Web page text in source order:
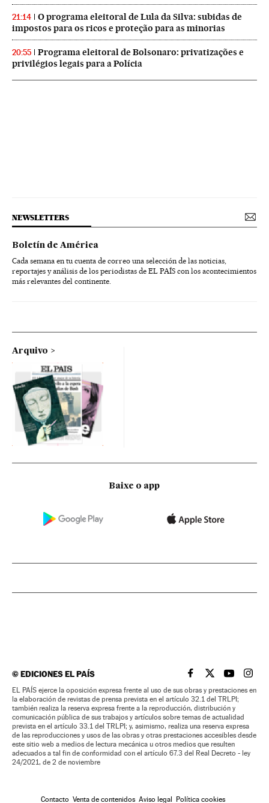
21:14
O programa eleitoral de Lula da Silva: subidas de
impostos para os ricos e proteção para as minorias
20:55
Programa eleitoral de Bolsonaro: privatizações e
privilégios legais para a Polícia
NEWSLETTERS
Boletín de América
Cada semana en tu cuenta de correo una selección de las noticias,
reportajes y análisis de los periodistas de EL PAÍS con los acontecimientos
más relevantes del continente.
Arquivo
Baixe o app
©EDICIONES EL PAÍS EL PAÍS BRASIL EN
EL PAÍSEL PAÍS
EL
EL PAÍS ejerce la oposición expresa frente al uso de sus obras y prestaciones en
la elaboración de revistas de prensa prevista en el artículo 32.1 del TRLPI;
también realiza la reserva expresa frente a la reproducción, distribución y
comunicación pública de sus trabajos y artículos sobre temas de actualidad
prevista en el artículo 33.1 del TRLPI; y, asimismo, realiza una reserva expresa
de las reproducciones y usos de las obras y otras prestaciones accesibles desde
este sitio web a medios de lectura mecánica u otros medios que resulten
adecuados a tal fin de conformidad con el artículo 67.3 del Real Decreto - ley
24/2021, de 2 de noviembre
Contacto Venta de contenidos Aviso legal Política cookies